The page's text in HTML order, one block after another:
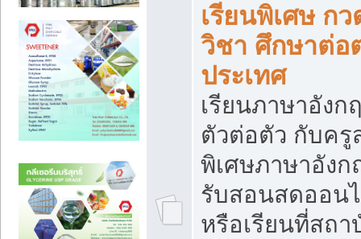
เรียนพิเศษ กว
วิชา ศึกษาต่อ
ประเทศ
เรียนภาษาอังก
ตัวต่อตัว กับครู
พิเศษภาษาอังก
รับสอนสดออน
หรือเรียนที่สถา